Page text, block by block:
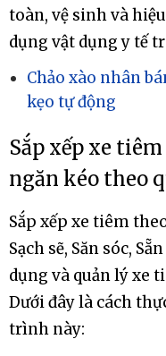
toàn, vệ sinh và
dụng vật dụng y tế
Chảo xào nhân
kẹo tự động
Sắp xếp xe
ngăn kéo theo
Sắp xếp xe tiêm
Sạch sẽ, Săn sóc,
dụng và quản lý xe
Dưới đây là cách
trình này: